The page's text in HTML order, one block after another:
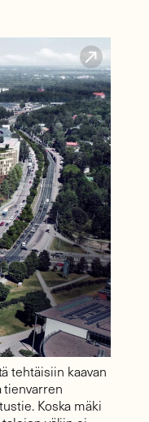

tehtäisiin kaavan
tienvarren
Koska mäki